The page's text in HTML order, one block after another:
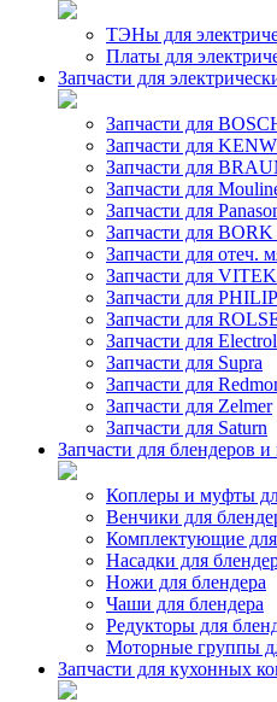
ТЭНы для
Платы для
Запчасти для
Запчасти для
Запчасти для
Запчасти для
Запчасти для
Запчасти для
Запчасти для
Запчасти для отеч.
Запчасти для VITEK
Запчасти для
Запчасти для
Запчасти для
Запчасти для Supra
Запчасти для
Запчасти для Zelmer
Запчасти для Saturn
Запчасти для блендеров и
Коплеры и муфты
Венчики для
Комплектующие
Насадки для
Ножи для блендера
Чаши для блендера
Редукторы для
Моторные группы
Запчасти для кухонных